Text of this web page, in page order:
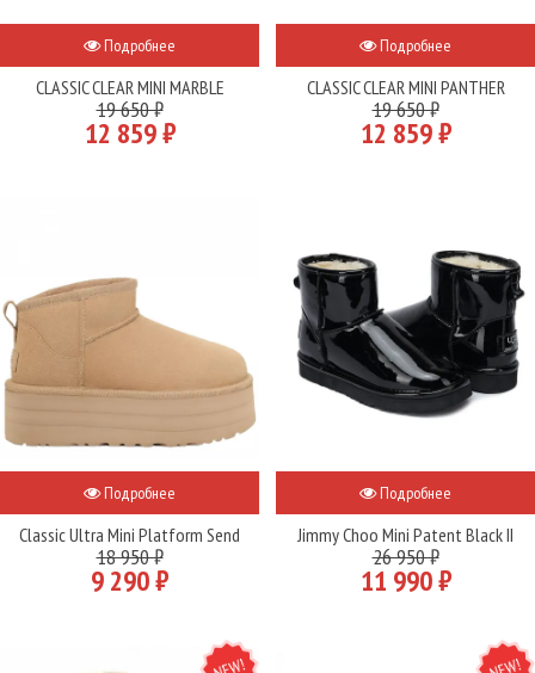
Подробнее
CLASSIC CLEAR MINI MARBLE
19 650 ₽
12 859 ₽
Подробнее
CLASSIC CLEAR MINI PANTHER
19 650 ₽
12 859 ₽
Подробнее
Classic Ultra Mini Platform Send
18 950 ₽
9 290 ₽
Подробнее
Jimmy Choo Mini Patent Black II
26 950 ₽
11 990 ₽
NEW NEW